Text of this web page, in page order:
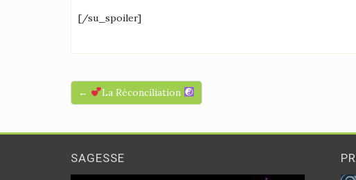
[/su_spoiler]
← La Réconciliation
SAGESSE